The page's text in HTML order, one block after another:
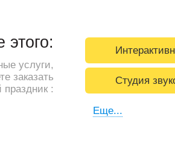
этого:
услуги,
заказать
праздник :
Студия
Еще...